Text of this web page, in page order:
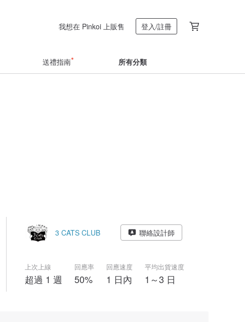
我想在 Pinkoi 上販售 登入/註冊
送禮指南 所有分類
3 CATS CLUB 聯絡設計師
上次上線
超過 1 週
回應率
50%
回應速度
1 日內
平均出貨速度
1～3 日